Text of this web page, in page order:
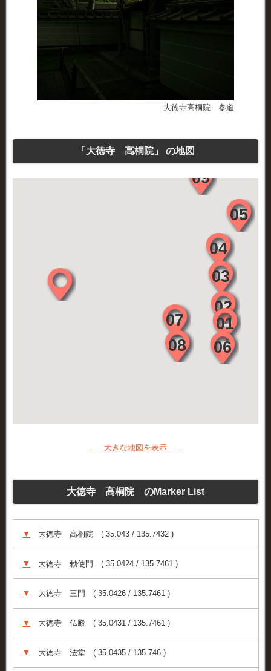
大徳寺高桐院 参道
「大徳寺 高桐院」 の地図
大きな地図を表示
大徳寺 高桐院 のMarker List
▼ 大徳寺 高桐院 ( 35.043 / 135.7432 )
▼ 大徳寺 勅使門 ( 35.0424 / 135.7461 )
▼ 大徳寺 三門 ( 35.0426 / 135.7461 )
▼ 大徳寺 仏殿 ( 35.0431 / 135.7461 )
▼ 大徳寺 法堂 ( 35.0435 / 135.746 )